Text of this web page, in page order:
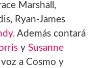
Marshall,
Ryan-James
. Además contará
y Susanne
a Cosmo y